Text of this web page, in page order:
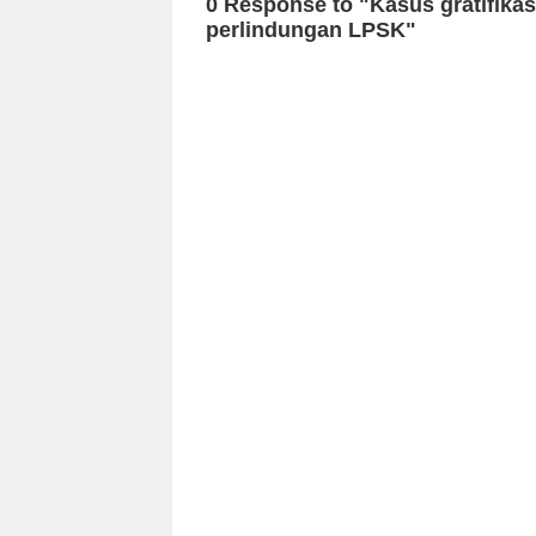
0 Response to "Kasus
perlindungan LPSK"